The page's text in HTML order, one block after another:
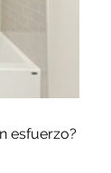
esfuerzo?